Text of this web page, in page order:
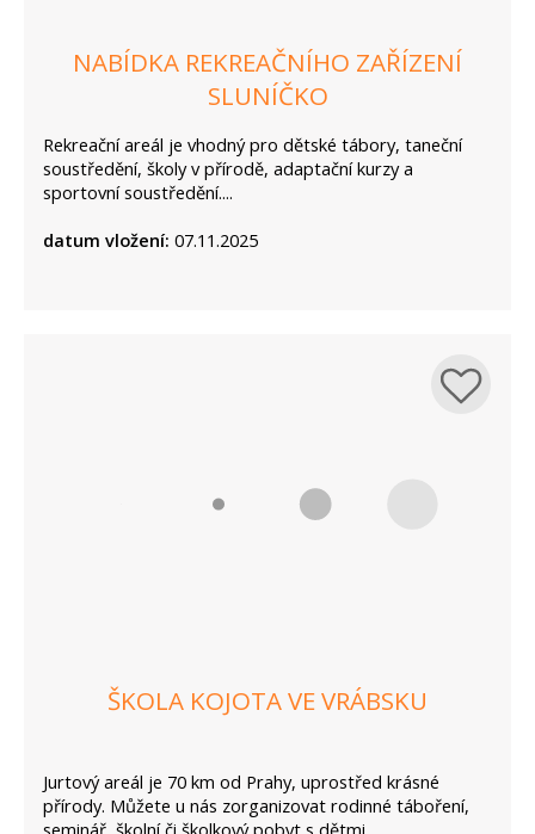
NABÍDKA REKREAČNÍHO ZAŘÍZENÍ
SLUNÍČKO
Rekreační areál je vhodný pro dětské tábory, taneční
soustředění, školy v přírodě, adaptační kurzy a
sportovní soustředění....
datum vložení: 07.11.2025
ŠKOLA KOJOTA VE VRÁBSKU
Jurtový areál je 70 km od Prahy, uprostřed krásné
přírody. Můžete u nás zorganizovat rodinné táboření,
seminář, školní či školkový pobyt s dětmi....